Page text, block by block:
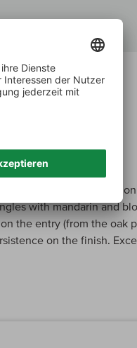
Noirots
has a little reduction
with mandarin and
the entry (from the oak
on the finish.